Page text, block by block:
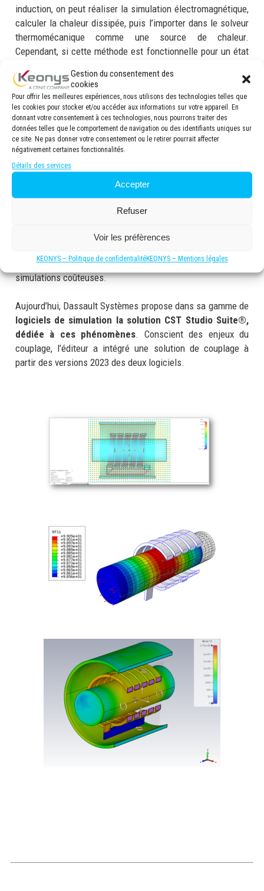
Gestion du consentement des
cookies
Pour offrir les meilleures expériences, nous utilisons des technologies telles que
les cookies pour stocker et/ou accéder aux informations sur votre appareil. En
donnant votre consentement à ces technologies, nous pourrons traiter des
données telles que le comportement de navigation ou des identifiants uniques sur
ce site. Ne pas donner votre consentement ou le retirer pourrait affecter
négativement certaines fonctionnalités.
Détails des services
Accepter
Refuser
Voir les préfèrences
KEONYS – Politique de confidentialitéKEONYS – Mentions légales
induction, on peut réaliser la simulation électromagnétique,
calculer la chaleur dissipée, puis l’importer dans le solveur
thermomécanique comme une source de chaleur.
Cependant, si cette méthode est fonctionnelle pour un état
transitoire, car il faut alors importer une série parfois
nombreuse de résultats.
Une amélioration consiste àcoupler des solveurs
distinctsvia un outil de couplage, qui gère l’échange
d’informations au cours du calcul de façon automatique. Il
reste donc à sélectionner les outils ad hoc, capables de
travailler ensemble pour obtenir le résultat souhaité.
Nous nous intéressons ici au
problématique de l’induction. Abaqus possède certes un
compétences et les contraintes de maillage rendent ces
simulations coûteuses.
Aujourd’hui, Dassault Systèmes propose dans sa gamme de
logiciels de simulation la solution CST Studio Suite®,
dédiée à ces phénomènes. Conscient des enjeux du
couplage, l’éditeur a intégré une solution de couplage à
partir des versions 2023 des deux logiciels.